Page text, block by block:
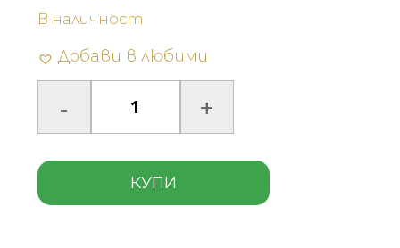
В наличност
Добави в любими
КУПИ